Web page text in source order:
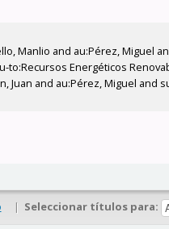
Manlio and au:Pérez, Miguel
Energéticos
and au:Pérez, Miguel and
| Seleccionar títulos para: